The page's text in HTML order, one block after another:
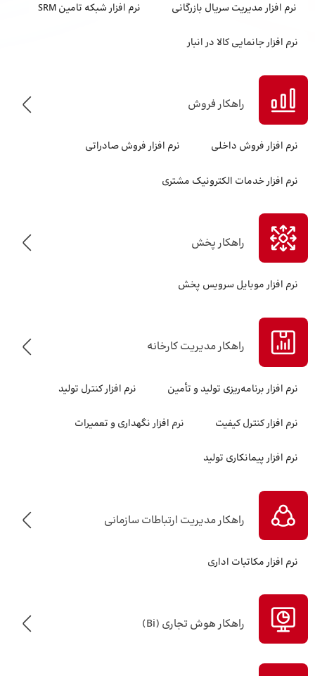
نرم افزار مدیریت سریال بازرگانی نرم افزار شبکه تامین SRM
نرم افزار جانمایی کالا در انبار
راهکار فروش
نرم افزار فروش داخلی نرم افزار فروش صادراتی
نرم افزار خدمات الکترونیک مشتری
راهکار پخش
نرم افزار موبایل سرویس پخش
راهکار مدیریت کارخانه
نرم افزار برنامه‌ریزی تولید و تأمین نرم افزار کنترل تولید
نرم افزار کنترل کیفیت نرم افزار نگهداری و تعمیرات
نرم افزار پیمانکاری تولید
راهکار مدیریت ارتباطات سازمانی
نرم افزار مکاتبات اداری
راهکار هوش تجاری (Bi)